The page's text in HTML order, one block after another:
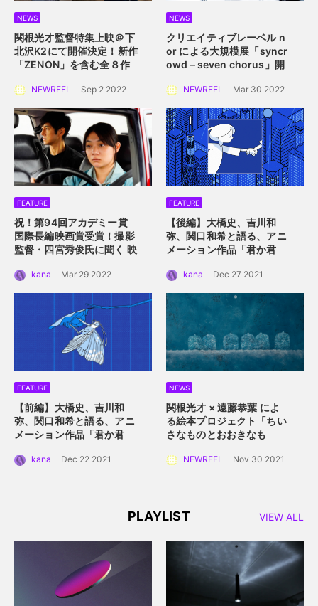
NEWS
関根光才監督特集上映＠下
北沢K2にて開催決定！ 新作
「ZENON」を含む全８作
NEWREEL Sep 2 2022
NEWS
クリエイティブレーベル n
or による大規模展 「syncr
owd – seven chorus」開
（土）〜 4月10日（日）横
NEWREEL Mar 30 2022
FEATURE
祝！第94回アカデミー賞
国際長編映画賞受賞！撮影
監督・四宮秀俊氏に聞く 映
ー」におけるロケーション
kana Mar 29 2022
FEATURE
【後編】大橋史、吉川和
弥、関口和希と語る、アニ
メーション作品「君か君
描くアニメーション的心理
kana Dec 27 2021
FEATURE
【前編】大橋史、吉川和
弥、関口和希と語る、アニ
メーション作品「君か君
ーデザインと感情移入させ
kana Dec 22 2021
NEWS
関根光才 × 遠藤恭葉 によ
る絵本プロジェクト「ちい
さなものとおおきなも
本にするプロジェクト始動
NEWREEL Nov 30 2021
PLAYLIST VIEW ALL